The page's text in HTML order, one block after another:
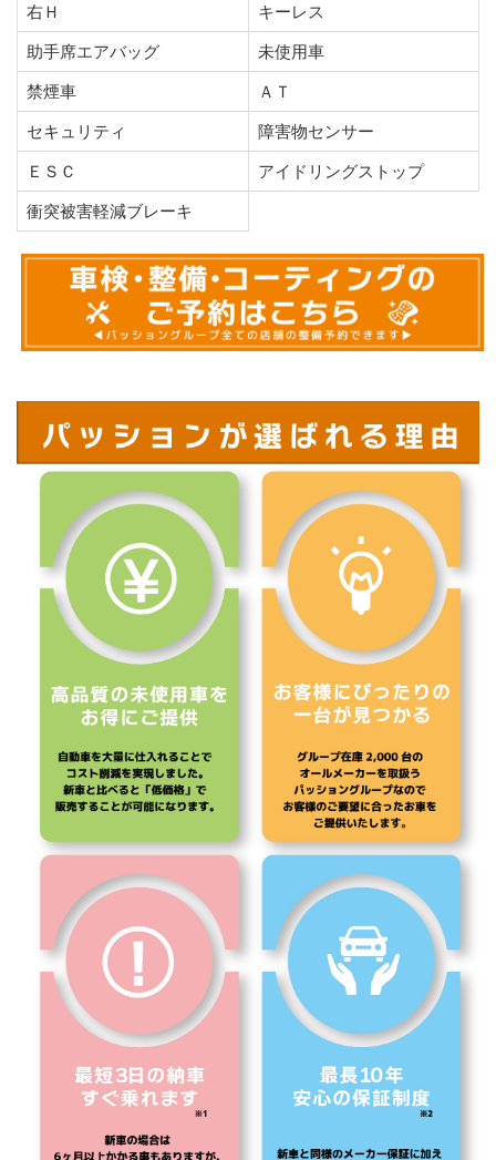
右Ｈ キーレス
助手席エアバッグ 未使用車
禁煙車 ＡＴ
セキュリティ 障害物センサー
ＥＳＣ アイドリングストップ
衝突被害軽減ブレーキ